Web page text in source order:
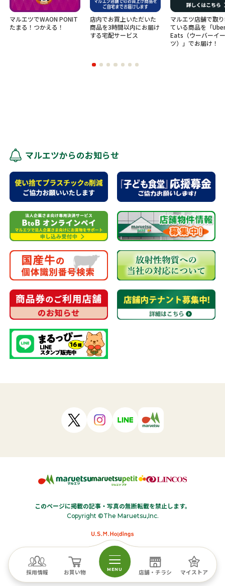
PONIT
る！
店内でお買上いただいた
商品を3時間以内にお届け
する宅配サービス
マルエツ店舗で取り扱っ
ている商品を「Uber
Eats（ウーバーイー
ツ）」でお届け！
お得
け！
マルエツからのお知らせ
採用情報 お買い物 MENU 店舗・チラシ マイストア
このページに掲載の記事・写真の無断転載を禁止します。
Copyright ©The Maruetsu,Inc.